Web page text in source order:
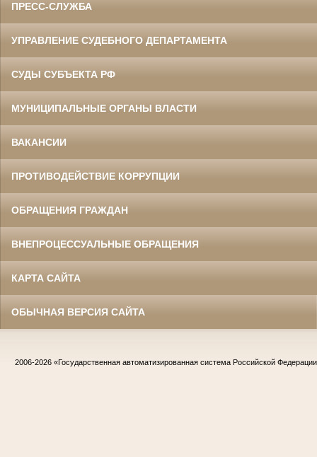
ПРЕСС-СЛУЖБА
УПРАВЛЕНИЕ СУДЕБНОГО ДЕПАРТАМЕНТА
СУДЫ СУБЪЕКТА РФ
МУНИЦИПАЛЬНЫЕ ОРГАНЫ ВЛАСТИ
ВАКАНСИИ
ПРОТИВОДЕЙСТВИЕ КОРРУПЦИИ
ОБРАЩЕНИЯ ГРАЖДАН
ВНЕПРОЦЕССУАЛЬНЫЕ ОБРАЩЕНИЯ
КАРТА САЙТА
ОБЫЧНАЯ ВЕРСИЯ САЙТА
2006-2026 «Государственная автоматизированная система Российской